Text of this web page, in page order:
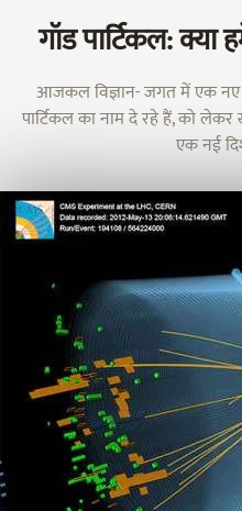
गॉड पार्टिकल:
आजकल विज्ञान- जगत में एक नए
पार्टिकल का नाम दे रहे हैं, को लेकर
एक नई